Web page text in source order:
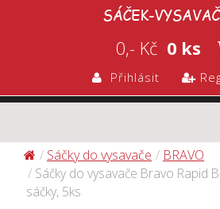
0,- Kč 0 ks
Přihlásit
Sáčky do vysavače
BRAVO
Sáčky do vysavače Bravo Rapid
sáčky, 5ks